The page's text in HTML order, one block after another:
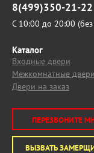
8(499)350-21-22
С 10:00 до 20:00
Каталог
Входные двери
Межкомнатные двери
Двери на заказ
ПЕРЕЗВОНИТЕ
ВЫЗВАТЬ